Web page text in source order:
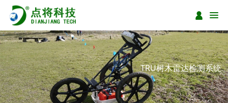
TRU树木雷达检测系统